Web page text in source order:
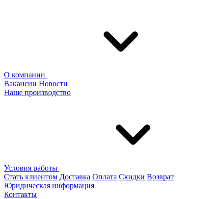
О компании
Вакансии Новости
Наше производство
Условия работы
Стать клиентом Доставка Оплата Скидки Возврат
Юридическая информация
Контакты